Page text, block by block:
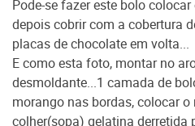
Pode-se fazer este bolo
depois cobrir com a cobertura
placas de chocolate em volta...
E como esta foto, montar no
desmoldante...1 camada de
morango nas bordas, colocar o
colher(sopa) gelatina derretida